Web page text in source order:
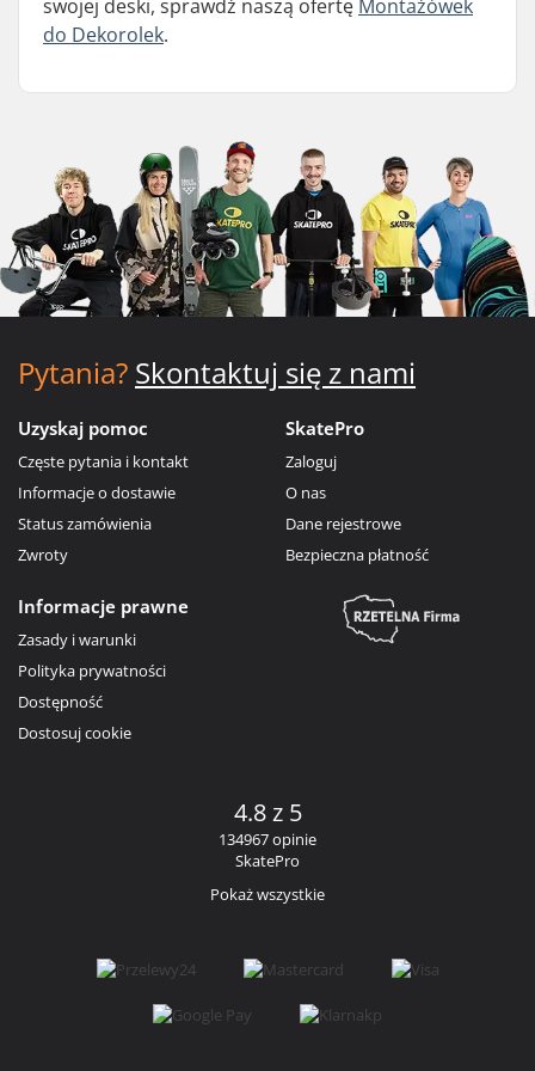
swojej deski, sprawdź naszą ofertę Montażówek
do Dekorolek.
Pytania? Skontaktuj się z nami
Uzyskaj pomoc
Częste pytania i kontakt
Informacje o dostawie
Status zamówienia
Zwroty
SkatePro
Zaloguj
O nas
Dane rejestrowe
Bezpieczna płatność
Informacje prawne
Zasady i warunki
Polityka prywatności
Dostępność
Dostosuj cookie
4.8 z 5
134967 opinie
SkatePro
Pokaż wszystkie